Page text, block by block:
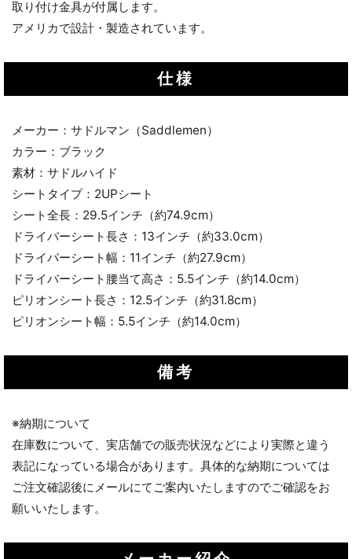
取り付け金具が付属します。
アメリカで設計・製造されています。
仕様
メーカー：サドルマン（Saddlemen）
カラー：ブラック
素材：サドルハイド
シートタイプ：2UPシート
シート全長：29.5インチ（約74.9cm）
ドライバーシート長さ：13インチ（約33.0cm）
ドライバーシート幅：11インチ（約27.9cm）
ドライバーシート腰当て高さ：5.5インチ（約14.0cm）
ピリオンシート長さ：12.5インチ（約31.8cm）
ピリオンシート幅：5.5インチ（約14.0cm）
備考
※納期について
在庫数について、実店舗での販売状況などにより実際と違う
表記になっている場合があります。具体的な納期については
ご注文確認後にメールにてご案内いたしますのでご確認をお
願いいたします。